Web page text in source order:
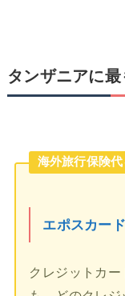
タンザニアに
海外旅行保険
エポスカード
クレジットカ